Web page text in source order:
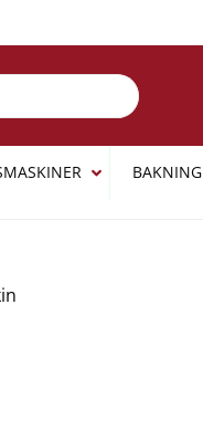
BAKNING